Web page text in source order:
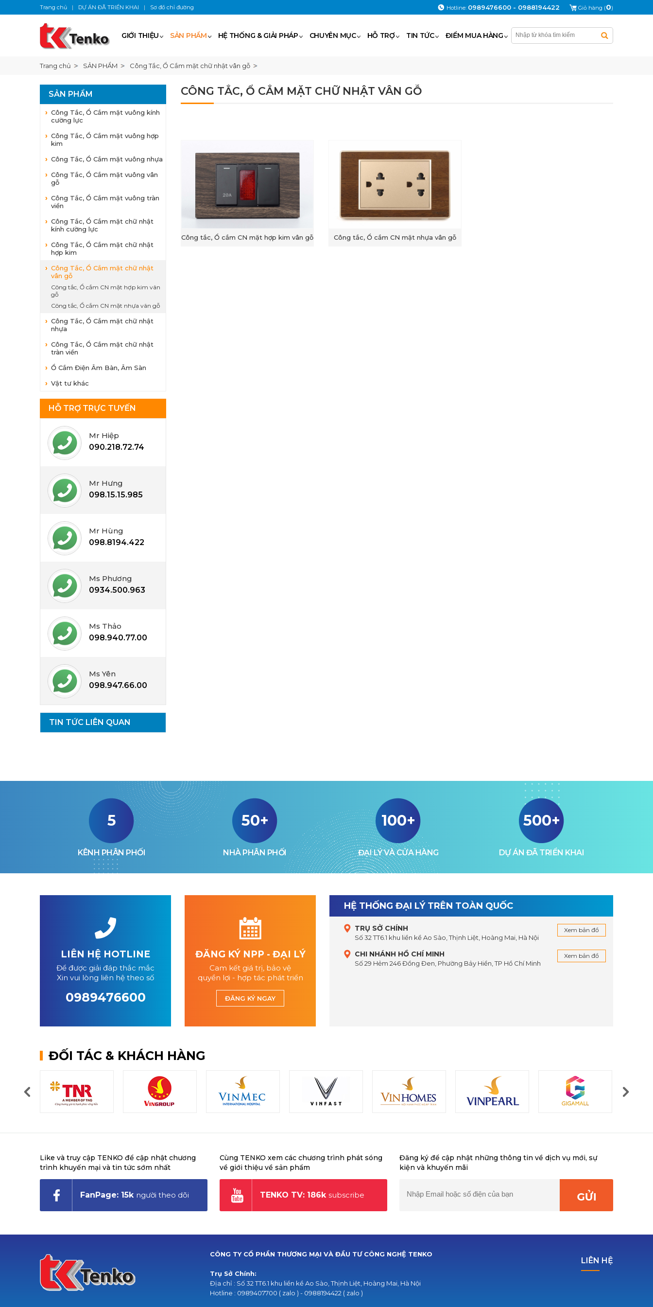
GIỚI THIỆU SẢN PHẨM HỆ THỐNG & GIẢI PHÁP CHUYÊN MỤC HỖ TRỢ TIN TỨC ĐIỂM MUA HÀNG
Trang chủ SẢN PHẨM Công Tắc, Ổ Cắm mặt chữ nhật vân gỗ
SẢN PHẨM
Công Tắc, Ổ Cắm mặt vuông kính
cường lực
Công Tắc, Ổ Cắm mặt vuông hợp
kim
Công Tắc, Ổ Cắm mặt vuông nhựa
Công Tắc, Ổ Cắm mặt vuông vân
gỗ
Công Tắc, Ổ Cắm mặt vuông tràn
viền
Công Tắc, Ổ Cắm mặt chữ nhật
kính cường lực
Công Tắc, Ổ Cắm mặt chữ nhật
hợp kim
Công Tắc, Ổ Cắm mặt chữ nhật
vân gỗ
Công tắc, Ổ cắm CN mặt hợp kim vân
gỗ
Công tắc, Ổ cắm CN mặt nhựa vân gỗ
Công Tắc, Ổ Cắm mặt chữ nhật
nhựa
Công Tắc, Ổ Cắm mặt chữ nhật
tràn viền
Ổ Cắm Điện Âm Bàn, Âm Sàn
Vật tư khác
HỖ TRỢ TRỰC TUYẾN
Mr Hiệp
090.218.72.74
Mr Hưng
098.15.15.985
Mr Hùng
098.8194.422
Ms Phương
0934.500.963
Ms Thảo
098.940.77.00
Ms Yên
098.947.66.00
TIN TỨC LIÊN QUAN
CÔNG TẮC, Ổ CẮM MẶT CHỮ NHẬT VÂN GỖ
Công tắc, Ổ cắm CN mặt hợp kim vân gỗ Công tắc, Ổ cắm CN mặt nhựa vân gỗ
5
KÊNH PHÂN PHỐI
50+
NHÀ PHÂN PHỐI
100+
ĐẠI LÝ VÀ CỬA HÀNG
500+
DỰ ÁN ĐÃ TRIỂN KHAI
LIÊN HỆ HOTLINE
Để được giải đáp thắc mắc
Xin vui lòng liên hệ theo số
0989476600
ĐĂNG KÝ NPP - ĐẠI LÝ
Cam kết giá trị, bảo vệ
quyền lợi - hợp tác phát triển
ĐĂNG KÝ NGAY
HỆ THỐNG ĐẠI LÝ TRÊN TOÀN QUỐC
Xem bản đồ
TRỤ SỞ CHÍNH
Số 32 TT6.1 khu liền kề Ao Sào, Thịnh Liệt, Hoàng Mai, Hà Nội
Xem bản đồ
CHI NHÁNH HỒ CHÍ MINH
Số 29 Hẻm 246 Đồng Đen, Phường Bảy Hiền, TP Hồ Chí Minh
ĐỐI TÁC & KHÁCH HÀNG
Like và truy cập TENKO để cập nhật chương
trình khuyến mại và tin tức sớm nhất
FanPage: 15k người theo dõi
Cùng TENKO xem các chương trình phát sóng
về giới thiệu về sản phẩm
TENKO TV: 186k subscribe
Đăng ký để cập nhật những thông tin về dịch vụ mới, sự
kiện và khuyến mãi
LIÊN HỆ
CÔNG TY CỔ PHẦN THƯƠNG MẠI VÀ ĐẦU TƯ CÔNG NGHỆ TENKO
Trụ Sở Chính:
Địa chỉ : Số 32 TT6.1 khu liền kề Ao Sào, Thịnh Liệt, Hoàng Mai, Hà Nội
Hotline : 0989407700 ( zalo ) - 0988194422 ( zalo )
Giỏ hàng (0)
Hotline: 0989476600 - 0988194422
Trang chủ | DỰ ÁN ĐÃ TRIỂN KHAI | Sơ đồ chỉ đường